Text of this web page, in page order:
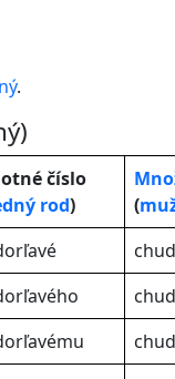
.
číslo
rod)
(